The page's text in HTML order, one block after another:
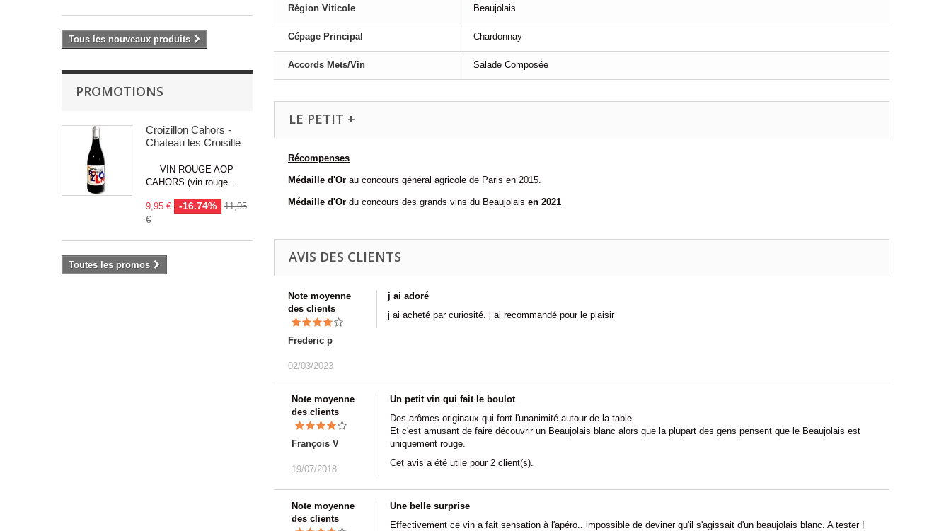
Tous les nouveaux produits
PROMOTIONS
Croizillon Cahors -
Chateau les Croisille
VIN ROUGE AOP
CAHORS (vin rouge...
9,95 € -16.74%
11,95
€
Toutes les promos
Région Viticole Beaujolais
Cépage Principal Chardonnay
Accords Mets/Vin Salade Composée
LE PETIT +
Récompenses
Médaille d'Or au concours général agricole de Paris en 2015.
Médaille d'Or du concours des grands vins du Beaujolais en 2021
AVIS DES CLIENTS
Note moyenne
des clients
Frederic p
02/03/2023
j ai adoré
j ai acheté par curiosité. j ai recommandé pour le plaisir
Note moyenne
des clients
François V
19/07/2018
Un petit vin qui fait le boulot
Des arômes originaux qui font l'unanimité autour de la table.
Et c'est amusant de faire découvrir un Beaujolais blanc alors que la plupart des gens pensent que le Beaujolais est
uniquement rouge.
Cet avis a été utile pour 2 client(s).
Note moyenne
des clients
Une belle surprise
Effectivement ce vin a fait sensation à l'apéro.. impossible de deviner qu'il s'agissait d'un beaujolais blanc. A tester !